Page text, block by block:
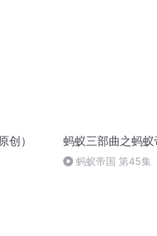
创） 蚂蚁三部曲之蚂蚁
蚂蚁帝国 第45集